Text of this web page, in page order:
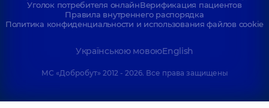
Уголок потребителя онлайнВерификация пациентов
Правила внутреннего распорядка
Политика конфиденциальности и использования файлов cookie
Українською мовоюEnglish
МС «Добробут» 2012 - 2026. Все права защищены